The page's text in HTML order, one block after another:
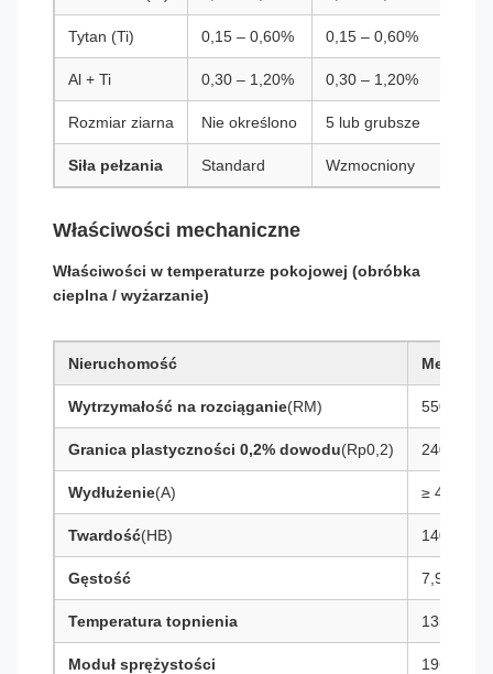
Tytan (Ti) 0,15 – 0,60% 0,15 – 0,60%
Al + Ti 0,30 – 1,20% 0,30 – 1,20%
Rozmiar ziarna Nie określono 5 lub grubsze
Siła pełzania Standard Wzmocniony
Właściwości mechaniczne
Właściwości w temperaturze pokojowej (obróbka
cieplna / wyżarzanie)
Nieruchomość
Wytrzymałość na rozciąganie(RM) 550 – 750
Granica plastyczności 0,2% dowodu(Rp0,2) 240 – 310
Wydłużenie(A) ≥ 45%
Twardość(HB) 140 – 190
Gęstość 7,94 g/
Temperatura topnienia 1350 –
Moduł sprężystości 196 GPa